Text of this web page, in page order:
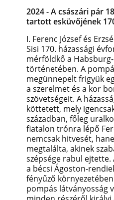
2024 - A császári pár
tartott esküvőjének
I. Ferenc József és
Sisi 170. házassági
mérföldkő a
történetében. A
megünnepelt frigyük
a szerelmet és a kor
szövetségeit. A
köttetett, mely
században, főleg
fiatalon trónra lépő
nemcsak hitvesét,
megtalálta, akinek
szépsége rabul ejtette.
a bécsi Ágoston-
fényűző
pompás látványosság